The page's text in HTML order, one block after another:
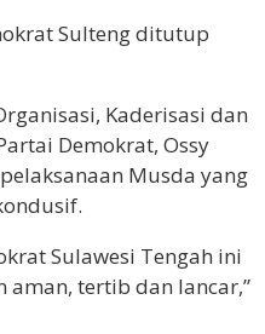
Sulteng ditutup
Kaderisasi dan
Demokrat, Ossy
Musda yang
Sulawesi Tengah ini
tertib dan lancar,”